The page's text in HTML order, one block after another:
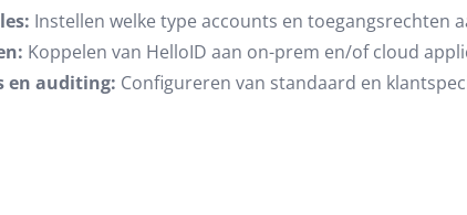
Instellen welke type accounts en toegangsrechten
Koppelen van HelloID aan on-prem en/of cloud
en auditing: Configureren van standaard en